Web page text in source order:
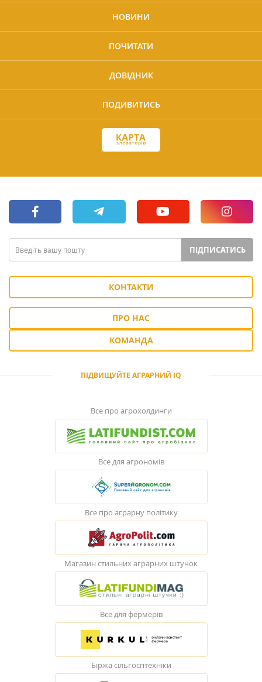
НОВИНИ
ПОЧИТАТИ
ДОВІДНИК
ПОДИВИТИСЬ
ПІДПИСАТИСЬ
КОНТАКТИ
ПРО НАС
КОМАНДА
ПІДВИЩУЙТЕ АГРАРНИЙ IQ
Все про агрохолдинги
Все для агрономів
Все про аграрну політику
Магазин стильних аграрних штучок
Все для фермерів
Біржа сільгосптехніки